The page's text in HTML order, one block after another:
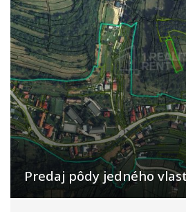
Predaj pôdy jedného